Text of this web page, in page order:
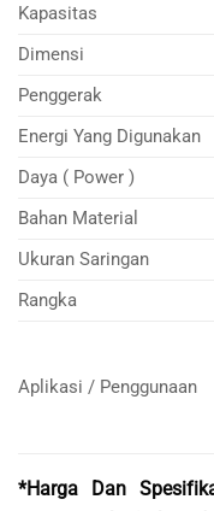
Kapasitas
Dimensi
Penggerak
Energi Yang Digunakan
Daya ( Power )
Bahan Material
Ukuran Saringan
Rangka
Aplikasi / Penggunaan
*Harga Dan